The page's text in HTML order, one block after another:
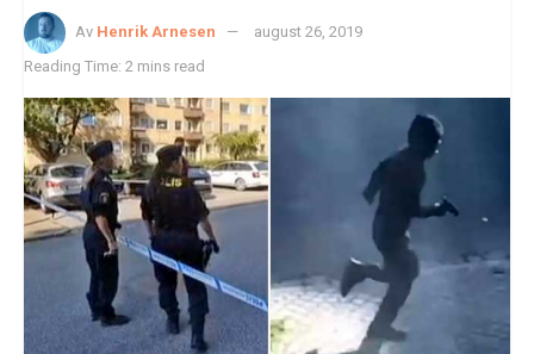
Av Henrik Arnesen
august 26, 2019
Reading Time: 2 mins read